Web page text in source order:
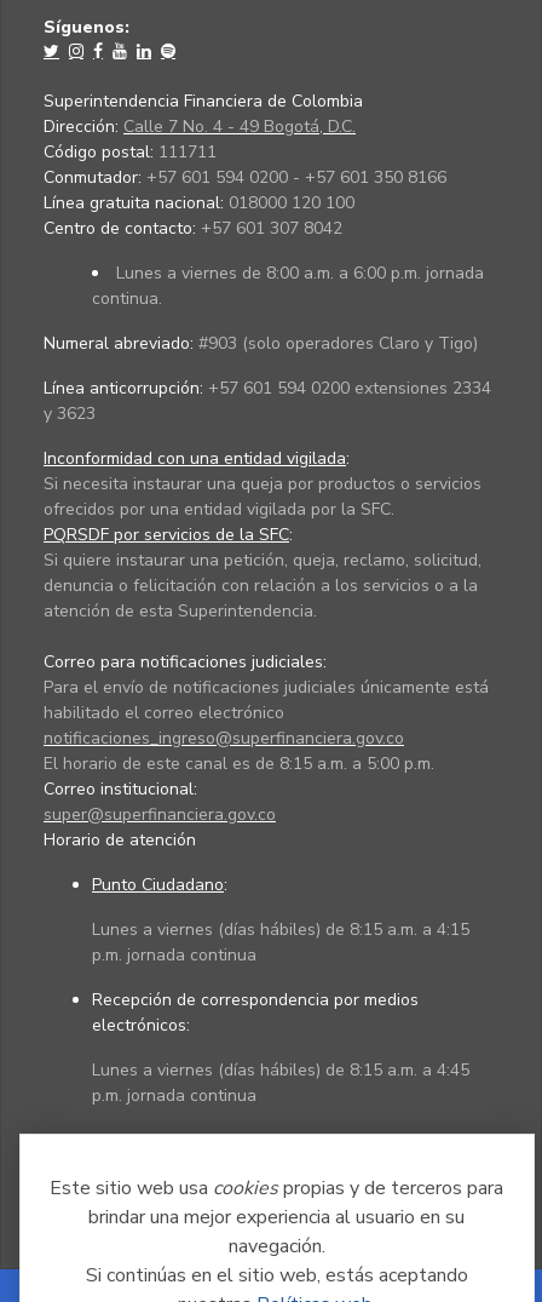
Este sitio web usa cookiespropias y de terceros para
brindar una mejor experiencia al usuario en su
navegación.
Si continúas en el sitio web, estás aceptando
Síguenos:
Superintendencia Financiera de Colombia
Dirección: Calle 7 No. 4 - 49 Bogotá, D.C.
Código postal: 111711
Conmutador: +57 601 594 0200 - +57 601 350 8166
Línea gratuita nacional: 018000 120 100
Centro de contacto: +57 601 307 8042
Lunes a viernes de 8:00 a.m. a 6:00 p.m. jornada
continua.
Numeral abreviado: #903 (solo operadores Claro y Tigo)
Línea anticorrupción: +57 601 594 0200 extensiones 2334
y 3623
Inconformidad con una entidad vigilada:
Si necesita instaurar una queja por productos o servicios
ofrecidos por una entidad vigilada por la SFC.
PQRSDF por servicios de la SFC:
Si quiere instaurar una petición, queja, reclamo, solicitud,
denuncia o felicitación con relación a los servicios o a la
atención de esta Superintendencia.
Correo para notificaciones judiciales:
Para el envío de notificaciones judiciales únicamente está
habilitado el correo electrónico
notificaciones_ingreso@superfinanciera.gov.co
El horario de este canal es de 8:15 a.m. a 5:00 p.m.
Correo institucional:
super@superfinanciera.gov.co
Horario de atención
Punto Ciudadano:
Lunes a viernes (días hábiles) de 8:15 a.m. a 4:15
p.m. jornada continua
Recepción de correspondencia por medios
electrónicos:
Lunes a viernes (días hábiles) de 8:15 a.m. a 4:45
p.m. jornada continua